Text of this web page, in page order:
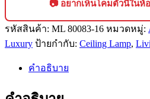
แขวน
เพดาน
สไตล์
ลัก
📷 อยากเห็นโคมตัวนี้ในห้
รหัสสินค้า: ML 80083-16 หมวดหมู่:
Luxury ป้ายกำกับ: Ceiling Lamp,
คำอธิบาย